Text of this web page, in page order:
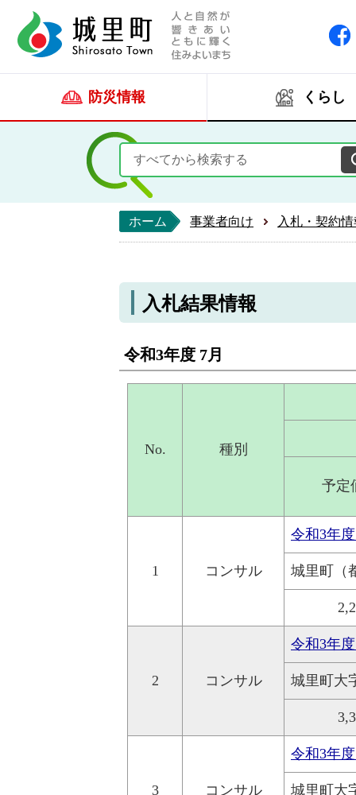
防災情報 くらし
ホーム 事業者向け 入札・契約
入札結果情報
令和3年度 7月
No. 種別
予定
1 コンサル
令和3年
城里町（
2 コンサル
令和3年
城里町大
3 コンサル
令和3年
城里町